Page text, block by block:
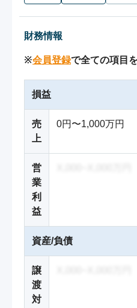
財務情報
※会員登録で全ての項目
損益
売
上
0円〜1,000万円
営
業
利
益
資産/負債
譲
渡
対